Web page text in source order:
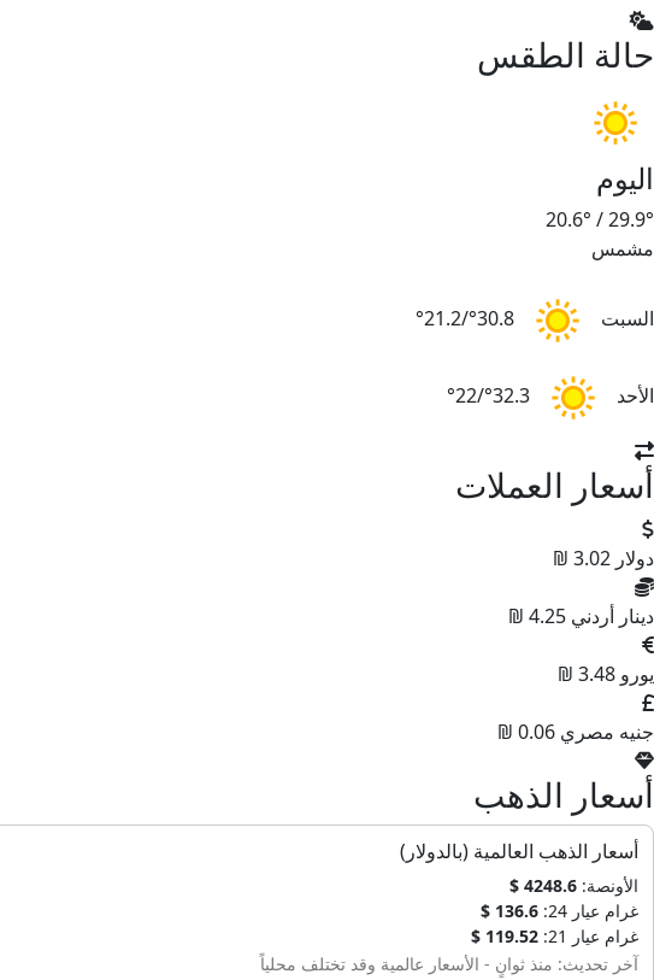
حالة الطقس
اليوم
29.9°
/
20.6°
مشمس
السبت 30.8°/21.2°
الأحد 32.3°/22°
أسعار العملات
دولار 3.02 ₪
دينار أردني 4.25 ₪
يورو 3.48 ₪
جنيه مصري 0.06 ₪
أسعار الذهب
أسعار الذهب العالمية (بالدولار)
الأونصة: 4248.6 $
غرام عيار 24:
136.6 $
غرام عيار 21:
119.52 $
آخر تحديث: منذ ثوانٍ - الأسعار عالمية وقد تختلف محلياً